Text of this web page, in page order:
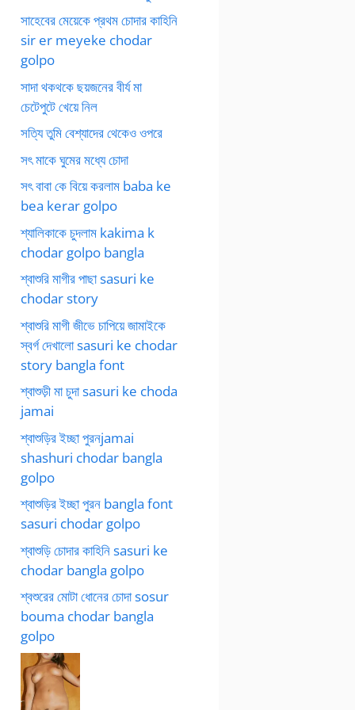
সাহেবের মেয়েকে প্রথম চোদার কাহিনি
sir er meyeke chodar
golpo
সাদা থকথকে ছয়জনের বীর্য মা
চেটেপুটে খেয়ে নিল
সত্যি তুমি বেশ্যাদের থেকেও ওপরে
সৎ মাকে ঘুমের মধ্যে চোদা
সৎ বাবা কে বিয়ে করলাম baba ke
bea kerar golpo
শ্যালিকাকে চুদলাম kakima k
chodar golpo bangla
শ্বাশুরি মাগীর পাছা sasuri ke
chodar story
শ্বাশুরি মাগী জীভে চাপিয়ে জামাইকে
স্বর্গ দেখালো sasuri ke chodar
story bangla font
শ্বাশুড়ী মা চুদা sasuri ke choda
jamai
শ্বাশুড়ির ইচ্ছা পুরনjamai
shashuri chodar bangla
golpo
শ্বাশুড়ির ইচ্ছা পুরন bangla font
sasuri chodar golpo
শ্বাশুড়ি চোদার কাহিনি sasuri ke
chodar bangla golpo
শ্বশুরের মোটা ধোনের চোদা sosur
bouma chodar bangla
golpo